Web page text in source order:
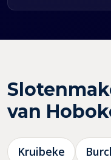
van
Kruibeke